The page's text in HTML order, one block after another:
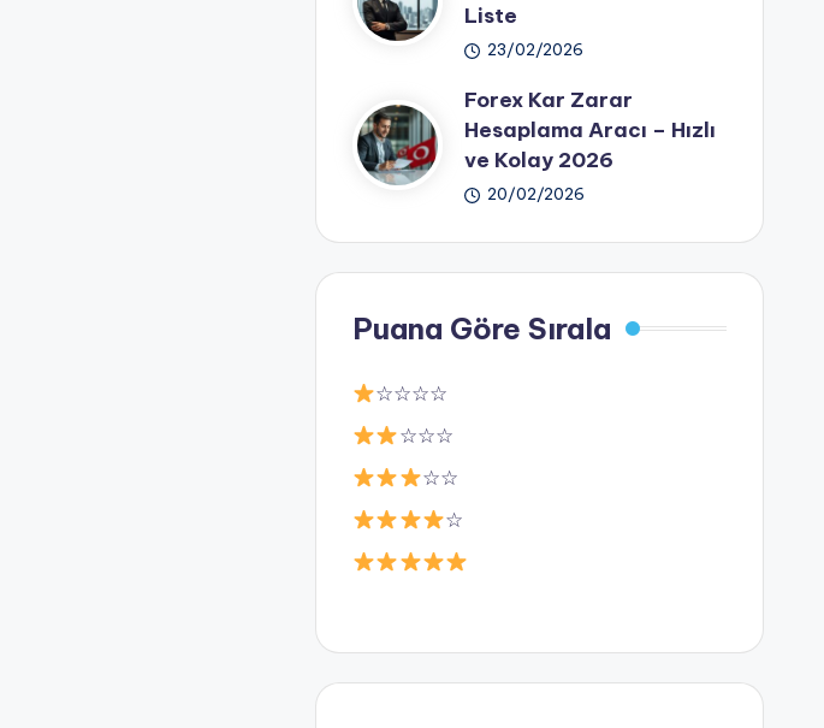
Liste
23/02/2026
Forex Kar Zarar
Hesaplama Aracı – Hızlı
ve Kolay 2026
20/02/2026
Puana Göre Sırala
☆☆☆☆
☆☆☆
☆☆
☆